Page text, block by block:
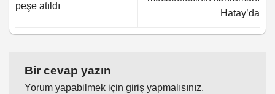
peşe atıldı
Hatay’da
Bir cevap yazın
Yorum yapabilmek için giriş yapmalısınız.